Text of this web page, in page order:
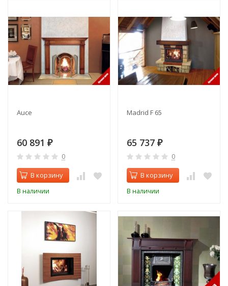
Auce
60 891 ₽
0
В корзину
В наличии
Madrid F 65
65 737 ₽
0
В корзину
В наличии